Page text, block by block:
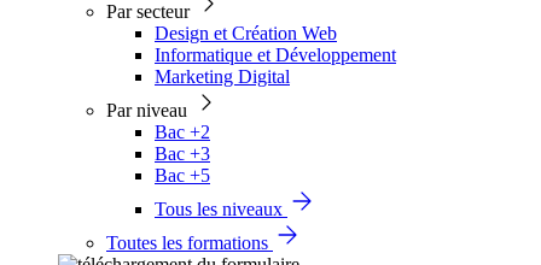
Par secteur
Design et Création Web
Informatique et Développement
Marketing Digital
Par niveau
Bac +2
Bac +3
Bac +5
Tous les niveaux
Toutes les formations